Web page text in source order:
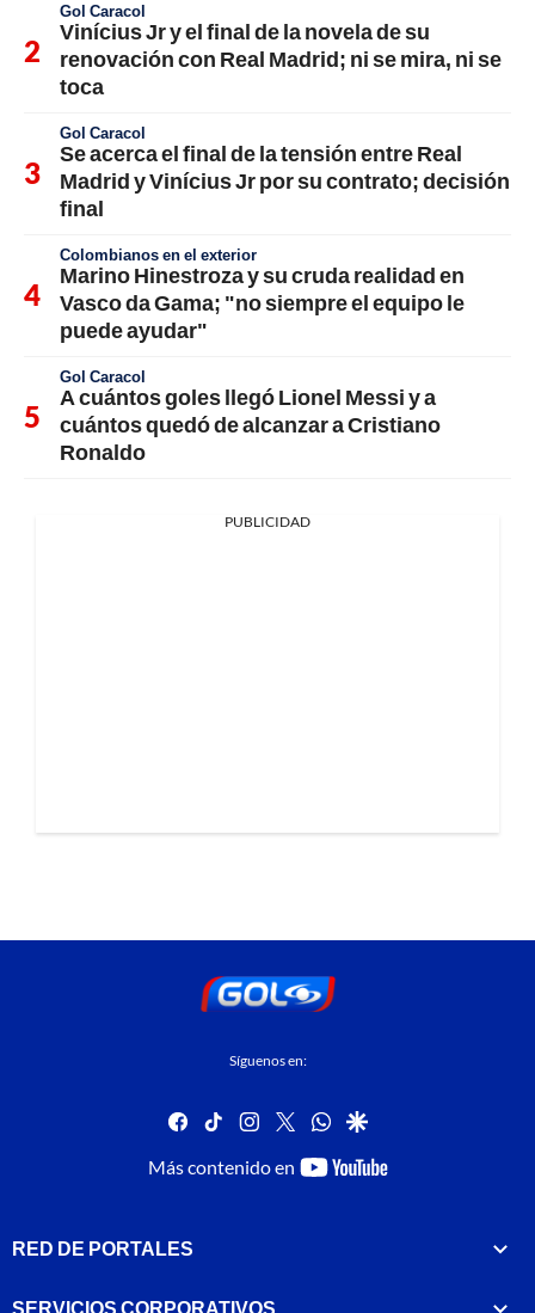
Gol Caracol
Vinícius Jr y el final de la novela de su
renovación con Real Madrid; ni se mira, ni se
toca
Gol Caracol
Se acerca el final de la tensión entre Real
Madrid y Vinícius Jr por su contrato; decisión
final
Colombianos en el exterior
Marino Hinestroza y su cruda realidad en
Vasco da Gama; "no siempre el equipo le
puede ayudar"
Gol Caracol
A cuántos goles llegó Lionel Messi y a
cuántos quedó de alcanzar a Cristiano
Ronaldo
PUBLICIDAD
Síguenos en:
facebook
tiktok instagram
twitterwhatsapp
google
Más contenido en
youtube-
RED DE PORTALES
SERVICIOS CORPORATIVOS